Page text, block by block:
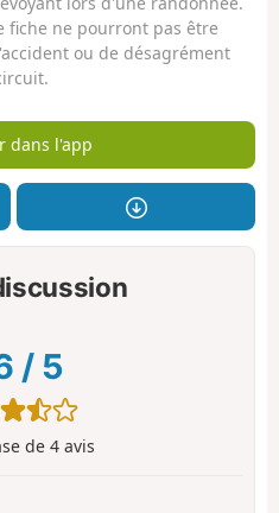
fiche ne pourront pas être
ou de désagrément
dans l'app
/ 5
de 4 avis